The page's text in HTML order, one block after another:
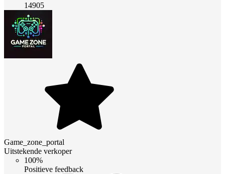
14905
Game_zone_portal
Uitstekende verkoper
100%
Positieve feedback